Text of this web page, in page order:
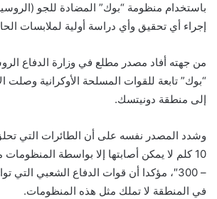
باستخدام منظومة “بوك” المضادة للجو
إجراء أي تحقيق وأي دراسة أولية لملابسات
من جهته أفاد مصدر مطلع في وزارة الدفاع
إلى منطقة دونيتسك.
وشدد المصدر نفسه على أن الطائرات التي
10 كلم لا يمكن أصابتها إلا بواسطة
– 300″، مؤكدا أن قوات الدفاع الشعبي التي
في المنطقة لا تملك مثل هذه المنظومات.